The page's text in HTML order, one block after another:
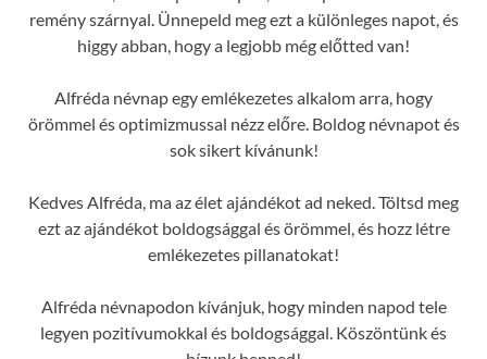
remény szárnyal. Ünnepeld meg ezt a különleges napot, és
higgy abban, hogy a legjobb még előtted van!
Alfréda névnap egy emlékezetes alkalom arra, hogy
örömmel és optimizmussal nézz előre. Boldog névnapot és
sok sikert kívánunk!
Kedves Alfréda, ma az élet ajándékot ad neked. Töltsd meg
ezt az ajándékot boldogsággal és örömmel, és hozz létre
emlékezetes pillanatokat!
Alfréda névnapodon kívánjuk, hogy minden napod tele
legyen pozitívumokkal és boldogsággal. Köszöntünk és